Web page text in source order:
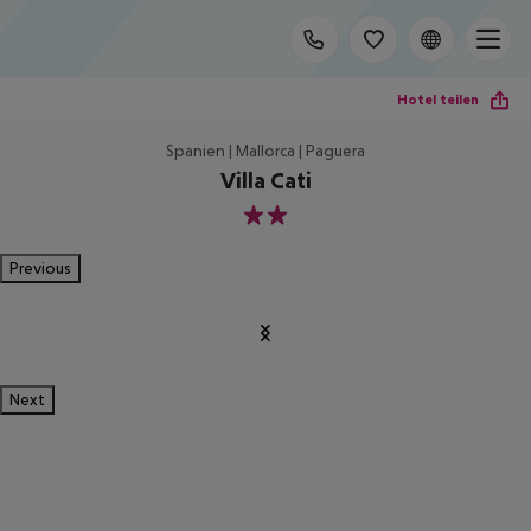
Hotel teilen
Spanien | Mallorca | Paguera
Villa Cati
2
Previous
Next